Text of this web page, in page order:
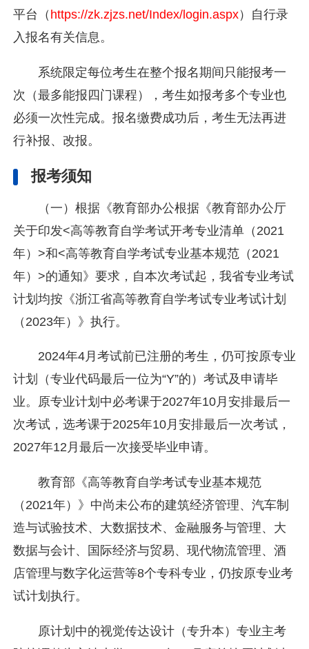
平台（ https://zk.zjzs.net/Index/login.aspx）自行录
入报名有关信息。
系统限定每位考生在整个报名期间只能报考一
次（最多能报四门课程），考生如报考多个专业也
必须一次性完成。报名缴费成功后，考生无法再进
行补报、改报。
报考须知
（一）根据《教育部办公根据《教育部办公厅
关于印发<高等教育自学考试开考专业清单（2021
年）>和<高等教育自学考试专业基本规范（2021
年）>的通知》要求，自本次考试起，我省专业考试
计划均按《浙江省高等教育自学考试专业考试计划
（2023年）》执行。
2024年4月考试前已注册的考生，仍可按原专业
计划（专业代码最后一位为“Y”的）考试及申请毕
业。原专业计划中必考课于2027年10月安排最后一
次考试，选考课于2025年10月安排最后一次考试，
2027年12月最后一次接受毕业申请。
教育部《高等教育自学考试专业基本规范
（2021年）》中尚未公布的建筑经济管理、汽车制
造与试验技术、大数据技术、金融服务与管理、大
数据与会计、国际经济与贸易、现代物流管理、酒
店管理与数字化运营等8个专科专业，仍按原专业考
试计划执行。
原计划中的视觉传达设计（专升本）专业主考